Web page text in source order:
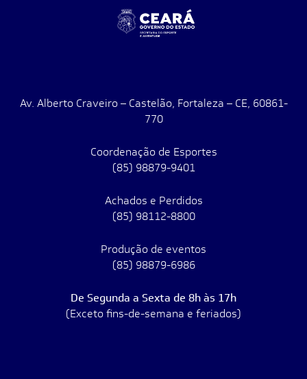
Av. Alberto Craveiro – Castelão, Fortaleza – CE, 60861-
770
Coordenação de Esportes
(85) 98879-9401
Achados e Perdidos
(85) 98112-8800
Produção de eventos
(85) 98879-6986
De Segunda a Sexta de 8h às 17h
(Exceto fins-de-semana e feriados)